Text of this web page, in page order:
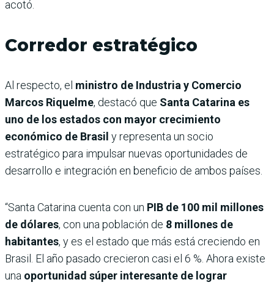
acotó.
Corredor estratégico
Al respecto, el ministro de Industria y Comercio
Marcos Riquelme, destacó que Santa Catarina es
uno de los estados con mayor crecimiento
económico de Brasil y representa un socio
estratégico para impulsar nuevas oportunidades de
desarrollo e integración en beneficio de ambos países.
“Santa Catarina cuenta con un PIB de 100 mil millones
de dólares, con una población de 8 millones de
habitantes, y es el estado que más está creciendo en
Brasil. El año pasado crecieron casi el 6 %. Ahora existe
una oportunidad súper interesante de lograr